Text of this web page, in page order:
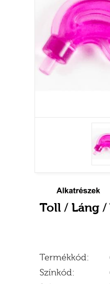
Toll / Láng /
Termékkód:
Színkód: